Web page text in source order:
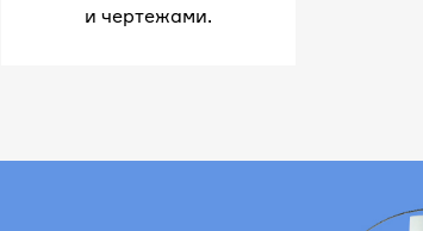
и чертежами.